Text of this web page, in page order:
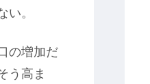
。
の増加だ
う高ま